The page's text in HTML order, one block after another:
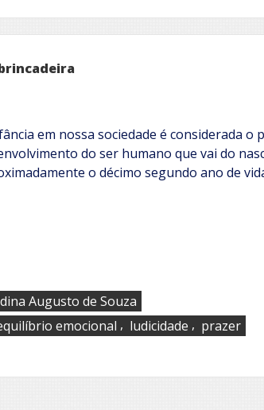
em nossa sociedade é considerada o
do ser humano que vai do
o décimo segundo ano de
Augusto de Souza
emocional , ludicidade , prazer